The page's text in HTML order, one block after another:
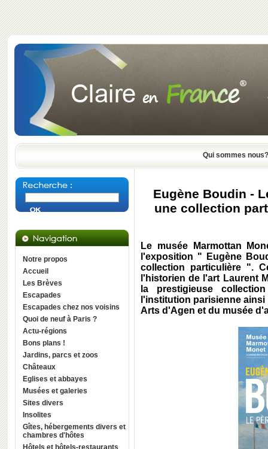
Qui sommes nous?
Notre propos
Accueil
Les Brèves
Escapades
Escapades chez nos voisins
Quoi de neuf à Paris ?
Actu-régions
Bons plans !
Jardins, parcs et zoos
Châteaux
Eglises et abbayes
Musées et galeries
Sites divers
Insolites
Gîtes, hébergements divers et
chambres d'hôtes
Hôtels et hôtels-restaurants
Eugène Boudin -
une collection
Le musée Marmottan
l'exposition " Eugène
collection particulière ".
l'historien de l'art Laurent
la prestigieuse
l'institution parisienne
Arts d'Agen et du musée